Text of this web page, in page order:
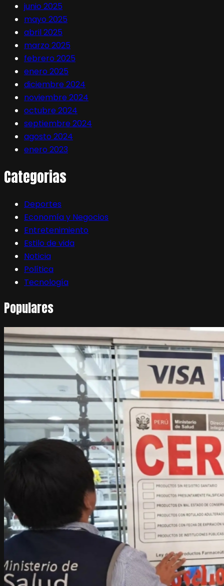
junio 2025
mayo 2025
abril 2025
marzo 2025
febrero 2025
enero 2025
diciembre 2024
noviembre 2024
octubre 2024
septiembre 2024
agosto 2024
enero 2023
Categorias
Deportes
Economía y Negocios
Entretenimiento
Estilo de vida
Noticia
Política
Tecnología
Populares